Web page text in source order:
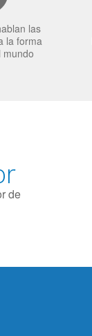
las
la forma
mundo
de